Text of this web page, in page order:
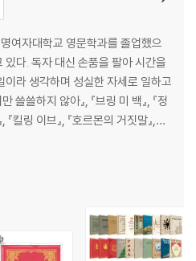
여자대학교 영문학과를 졸업했으
다. 독자 대신 손품을 팔아 시간을
라 생각하며 성실한 자세로 일하고
쓸쓸하지 않아』, 『브링 미 백』, 『정
킬링 이브』, 『호르몬의 거짓말』,
난 동생을 죽였을까』, 『런어웨이』,
기 인간관계론』, 『과소유 증후군』,